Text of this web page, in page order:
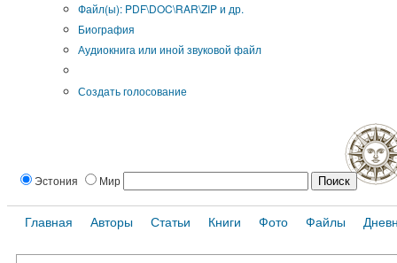
Файл(ы): PDF\DOC\RAR\ZIP и др.
Биография
Аудиокнига или иной звуковой файл
Создать голосование
Эстония Мир
Главная Авторы Статьи Книги Фото Файлы